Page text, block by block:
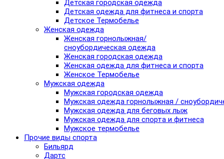
Детская городская одежда
Детская одежда для фитнеса и спорта
Детское Термобелье
Женская одежда
Женская горнолыжная/
сноубордическая одежда
Женская городская одежда
Женская одежда для фитнеса и спорта
Женское Термобелье
Мужская одежда
Мужская городская одежда
Мужская одежда горнолыжная /
Мужская одежда для беговых лыж
Мужская одежда для спорта и фитнеса
Мужское термобелье
Прочие виды спорта
Бильярд
Дартс